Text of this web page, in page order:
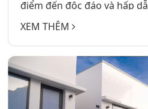
điểm đến độc đáo và hấp
hoang sơ và kỳ vĩ. Nơi đây
những đồi cát trắng mịn trải
hồ nước ngọt trong xanh,
thiên nhiên tuyệt mỹ.
XEM THÊM